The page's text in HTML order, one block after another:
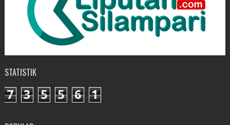
STATISTIK
7 3 5 5 6 1